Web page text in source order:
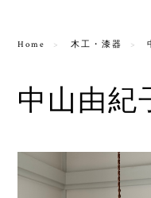
Home 木工・漆器
中山由紀